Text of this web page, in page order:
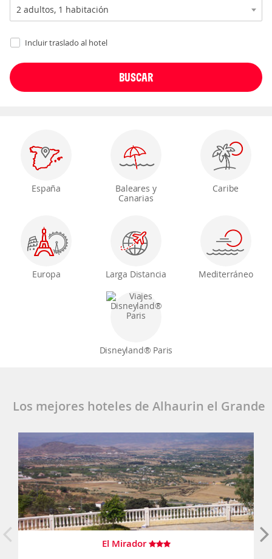
Incluir traslado al hotel
España
Baleares y
Canarias
Caribe
Europa Larga Distancia Mediterráneo
Disneyland® Paris
Los mejores hoteles de Alhaurin el Grande
El Mirador